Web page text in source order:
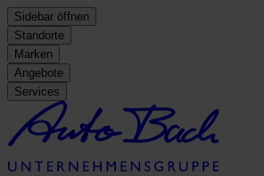
Sidebar öffnen
Standorte
Marken
Angebote
Services